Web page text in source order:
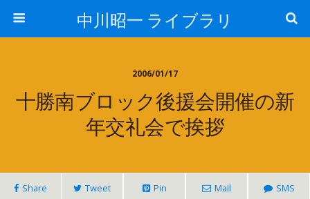
中川昭一 ライブラリ
2006/01/17
十勝南ブロック後援会開催の新
年交礼会で挨拶
Share Tweet Pin Mail SMS